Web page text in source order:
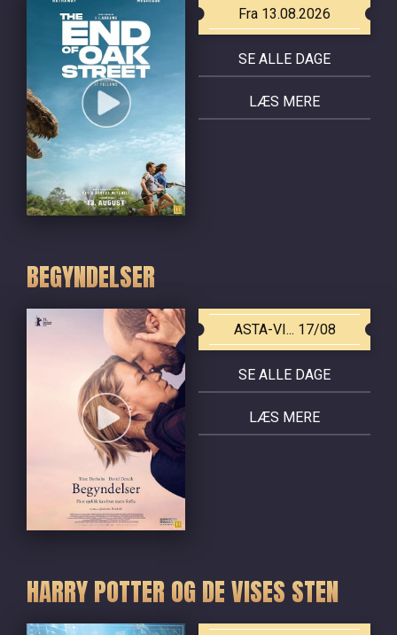
Fra 13.08.2026
SE ALLE DAGE
LÆS MERE
BEGYNDELSER
ASTA-VI... 17/08
SE ALLE DAGE
LÆS MERE
HARRY POTTER OG DE VISES STEN